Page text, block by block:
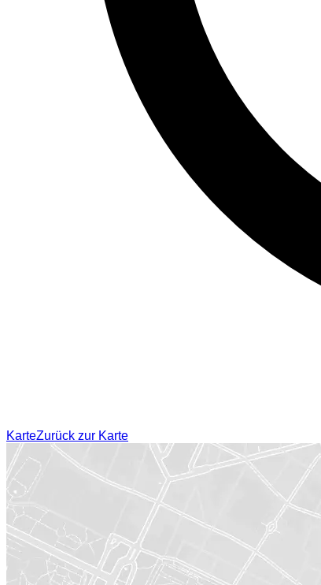
KarteZurück zur Karte